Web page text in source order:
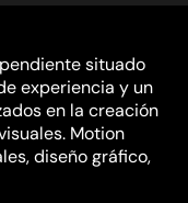
situado
experiencia y un
en la creación
Motion
diseño gráfico,